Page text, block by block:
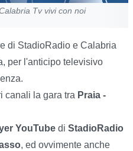
Tv vivi con noi
di StadioRadio e Calabria
per l'anticipo televisivo
canali la gara tra Praia -
YouTube di StadioRadio
, ed ovvimente anche